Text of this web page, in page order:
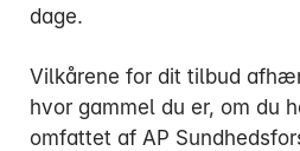
dage.
Vilkårene for dit tilbud
hvor gammel du er, om du
omfattet af AP
Ring til os, hvis du har